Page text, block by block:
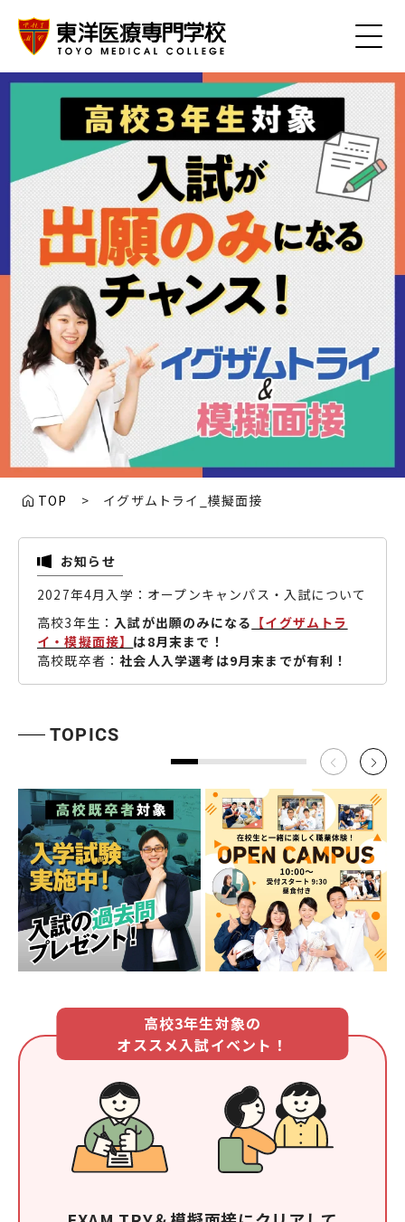
TOP > イグザムトライ_模擬面接
お知らせ
2027年4月入学：オープンキャンパス・入試について
高校3年生：入試が出願のみになる 【イグザムトラ
イ・模擬面接】 は8月末まで！
高校既卒者：社会人入学選考は9月末までが有利！
TOPICS
高校3年生対象の
オススメ入試イベント！